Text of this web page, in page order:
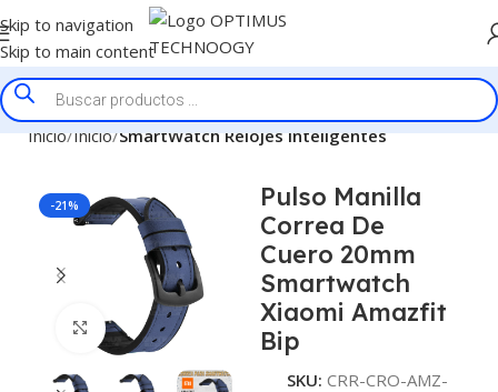
Skip to navigation
Skip to main content
Inicio Inicio SmartWatch Relojes Inteligentes
-21%
Click to enlarge
Pulso Manilla
Correa De
Cuero 20mm
Smartwatch
Xiaomi Amazfit
Bip
SKU: CRR-CRO-AMZ-